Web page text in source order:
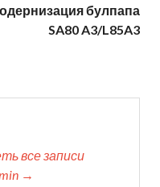
булпапа
SA80 A3/L85A3
все записи
→